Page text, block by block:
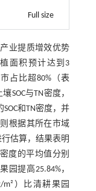
Full size
业提质增效优势
面积预计达到3
占比超80%（表
SOC与TN密度，
和TN密度，并
根据其所在市域
行估算，结果表明
度的平均值分别
园提高25.84%，
）比清耕果园